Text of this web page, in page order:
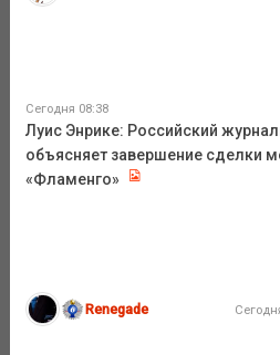
Сегодня 08:38
Луис Энрике: Российский
объясняет завершение сделки
«Фламенго»
Renegade